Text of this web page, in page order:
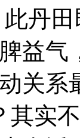
丹
益
关
实